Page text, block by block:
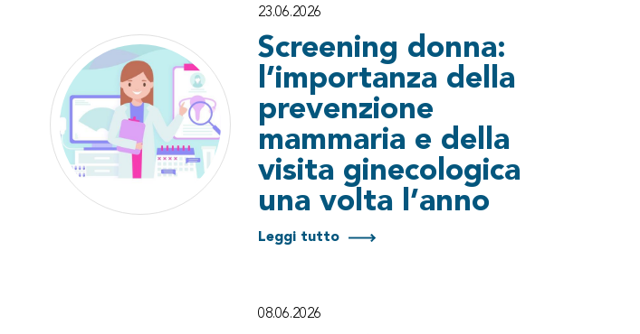
23.06.2026
Screening donna:
l’importanza della
prevenzione
mammaria e della
visita ginecologica
una volta l’anno
Leggi tutto
08.06.2026